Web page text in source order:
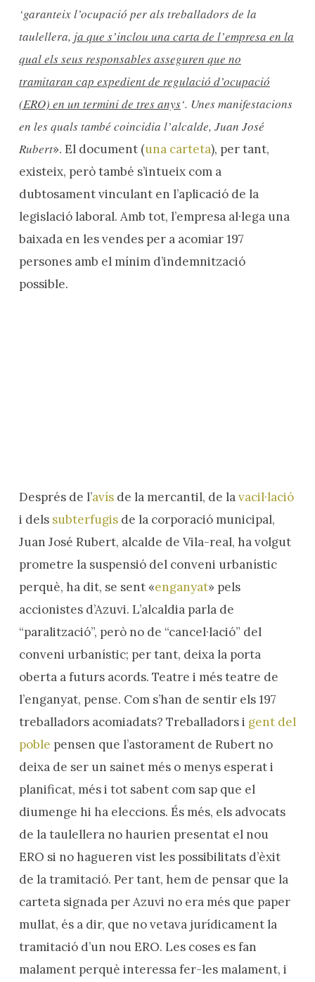
‘garanteix l’ocupació per als treballadors de la
taulellera, ja que s’inclou una carta de l’empresa en la
qual els seus responsables asseguren que no
tramitaran cap expedient de regulació d’ocupació
(ERO) en un termini de tres anys‘. Unes manifestacions
en les quals també coincidia l’alcalde, Juan José
Rubert». El document (una carteta), per tant,
existeix, però també s’intueix com a
dubtosament vinculant en l’aplicació de la
legislació laboral. Amb tot, l’empresa al·lega una
baixada en les vendes per a acomiar 197
persones amb el mínim d’indemnització
possible.
Després de l’avísde la mercantil, de lavacil·lació
i dels subterfugisde la corporació municipal,
Juan José Rubert, alcalde de Vila-real, ha volgut
prometre la suspensió del conveni urbanístic
perquè, ha dit, se sent «enganyat» pels
accionistes d’Azuvi. L’alcaldia parla de
“paralització”, però no de “cancel·lació” del
conveni urbanístic; per tant, deixa la porta
oberta a futurs acords. Teatre i més teatre de
l’enganyat, pense. Com s’han de sentir els 197
treballadors acomiadats? Treballadors i gent del
poble pensen que l’astorament de Rubert no
deixa de ser un sainet més o menys esperat i
planificat, més i tot sabent com sap que el
diumenge hi ha eleccions. És més, els advocats
de la taulellera no haurien presentat el nou
ERO si no hagueren vist les possibilitats d’èxit
de la tramitació. Per tant, hem de pensar que la
carteta signada per Azuvi no era més que paper
mullat, és a dir, que no vetava jurídicament la
tramitació d’un nou ERO. Les coses es fan
malament perquè interessa fer-les malament, i